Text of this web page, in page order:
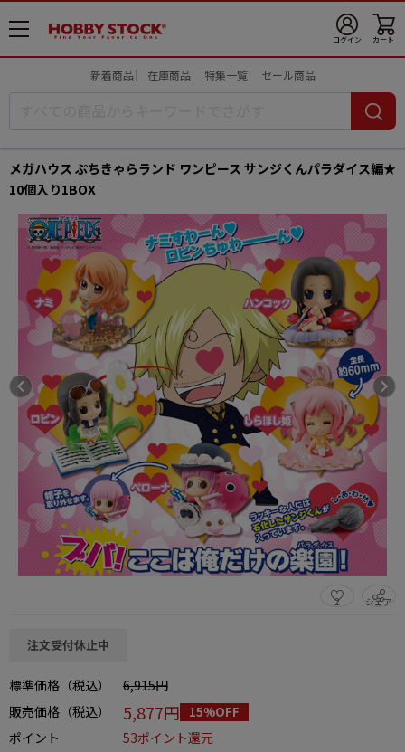
メ
ニ
ログイン カート
新着商品 在庫商品 特集一覧 セール商品
メガハウス ぷちきゃらランド ワンピース サンジくんパラダイス編★
10個入り1BOX
2 シェア
この商品をシェアする
注文受付休止中
標準価格（税込）
6,915円
販売価格（税込）
5,877円 15%OFF
ポイント
53ポイント還元